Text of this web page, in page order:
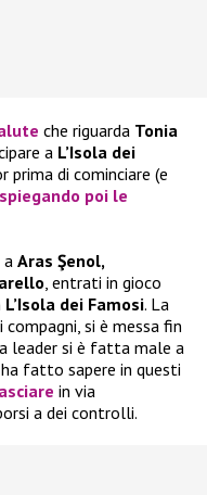
che riguarda Tonia
a L’Isola dei
prima di cominciare (e
spiegando poi le
Aras Şenol,
, entrati in gioco
L’Isola dei Famosi. La
si è messa fin
leader si è fatta male a
fatto sapere in questi
in via
a dei controlli.